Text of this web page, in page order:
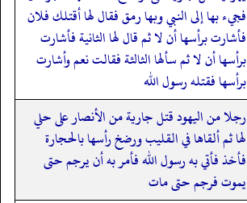
فجيء بها إلى النبي وبها رمق فقال لها أقتلك فلان
فأشارت برأسها أن لا ثم قال لها الثانية فأشارت
برأسها أن لا ثم سألها الثالثة فقالت نعم وأشارت
برأسها فقتله رسول الله
رجلا من اليهود قتل جارية من الأنصار على حلي
لها ثم ألقاها في القليب ورضخ رأسها بالحجارة
فأخذ فأتي به رسول الله فأمر به أن يرجم حتى
يموت فرجم حتى مات